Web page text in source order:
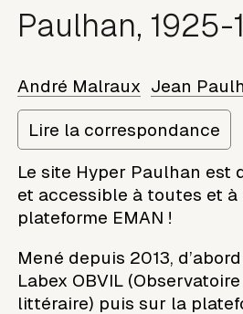
Paulhan, 1925-
André Malraux Jean
Lire la correspondance
Le site Hyper Paulhan est
et accessible à toutes et
plateforme EMAN !
Mené depuis 2013,
Labex OBVIL
littéraire) puis sur la